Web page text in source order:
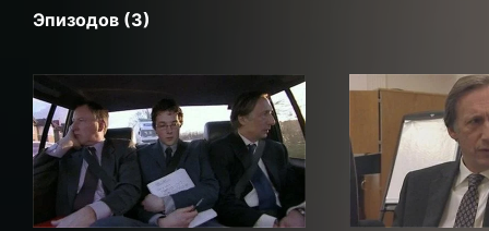
Эпизодов (3)